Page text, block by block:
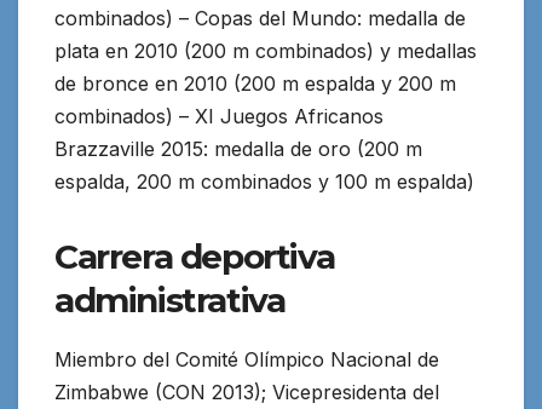
combinados) – Copas del Mundo: medalla de
plata en 2010 (200 m combinados) y medallas
de bronce en 2010 (200 m espalda y 200 m
combinados) – XI Juegos Africanos
Brazzaville 2015: medalla de oro (200 m
espalda, 200 m combinados y 100 m espalda)
Carrera deportiva
administrativa
Miembro del Comité Olímpico Nacional de
Zimbabwe (CON 2013); Vicepresidenta del